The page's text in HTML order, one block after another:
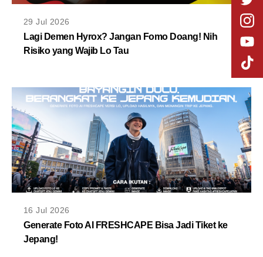
29 Jul 2026
Lagi Demen Hyrox? Jangan Fomo Doang! Nih
Risiko yang Wajib Lo Tau
16 Jul 2026
Generate Foto AI FRESHCAPE Bisa Jadi Tiket ke
Jepang!